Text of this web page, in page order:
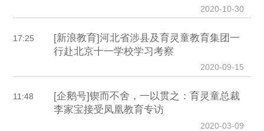
2020-10-30
17:25
[新浪教育]河北省涉县及育灵童教育集团一
行赴北京十一学校学习考察
2020-09-15
11:48
[企鹅号]锲而不舍，一以贯之：育灵童总裁
李家宝接受凤凰教育专访
2020-03-09